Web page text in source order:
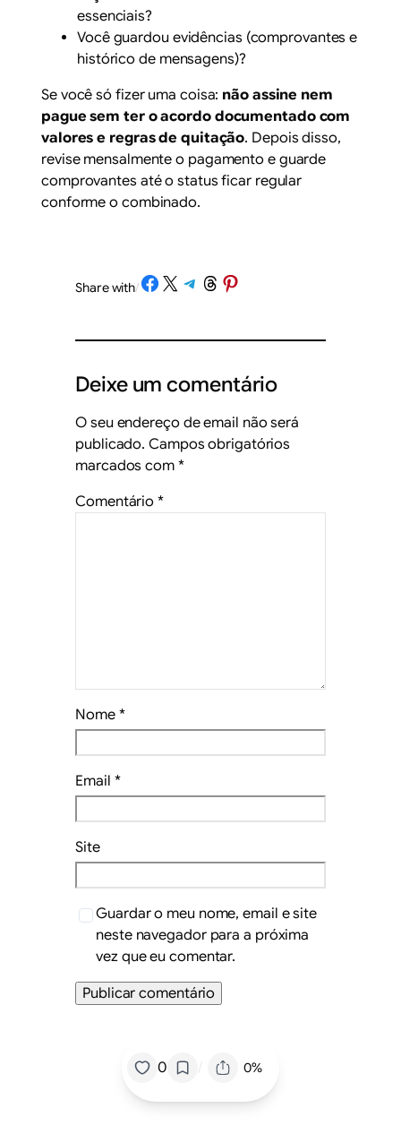
essenciais?
Você guardou evidências (comprovantes e
histórico de mensagens)?
Se você só fizer uma coisa: não assine nem
pague sem ter o acordo documentado com
valores e regras de quitação. Depois disso,
revise mensalmente o pagamento e guarde
comprovantes até o status ficar regular
conforme o combinado.
Share with/Share on Facebook
Share on X Share on Telegram
Share on Threads
Share on Pinterest
Deixe um comentário
O seu endereço de email não será
publicado. Campos obrigatórios
marcados com *
Comentário*
Nome *
Email *
Site
Guardar o meu nome, email e site
neste navegador para a próxima
vez que eu comentar.
0 / 0%